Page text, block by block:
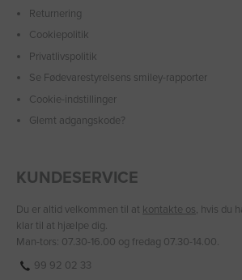
Returnering
Cookiepolitik
Privatlivspolitik
Se Fødevarestyrelsens smiley-rapporter
Cookie-indstillinger
Glemt adgangskode?
KUNDESERVICE
Du er altid velkommen til at kontakte os, hvis du
klar til at hjælpe dig.
Man-tors: 07.30-16.00 og fredag 07.30-14.00.
99 92 02 33